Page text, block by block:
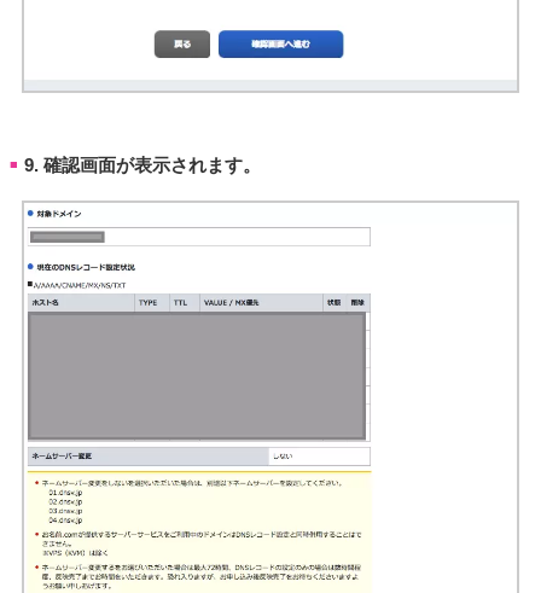
■ 9. 確認画面が表示されます。